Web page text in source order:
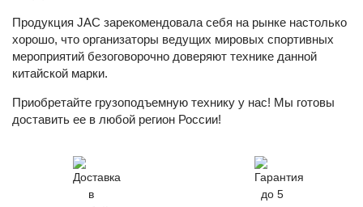
Продукция JAC зарекомендовала себя на рынке настолько
хорошо, что организаторы ведущих мировых спортивных
мероприятий безоговорочно доверяют технике данной
китайской марки.
Приобретайте грузоподъемную технику у нас! Мы готовы
доставить ее в любой регион России!